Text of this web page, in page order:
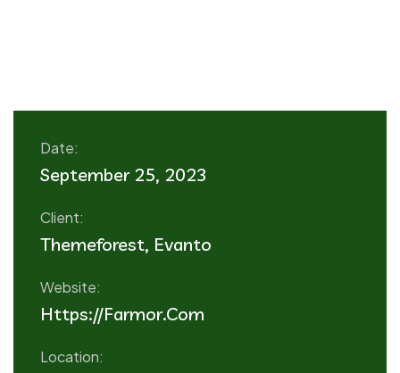
Date:
September 25, 2023
Client:
Themeforest, Evanto
Website:
Https://farmor.com
Location: